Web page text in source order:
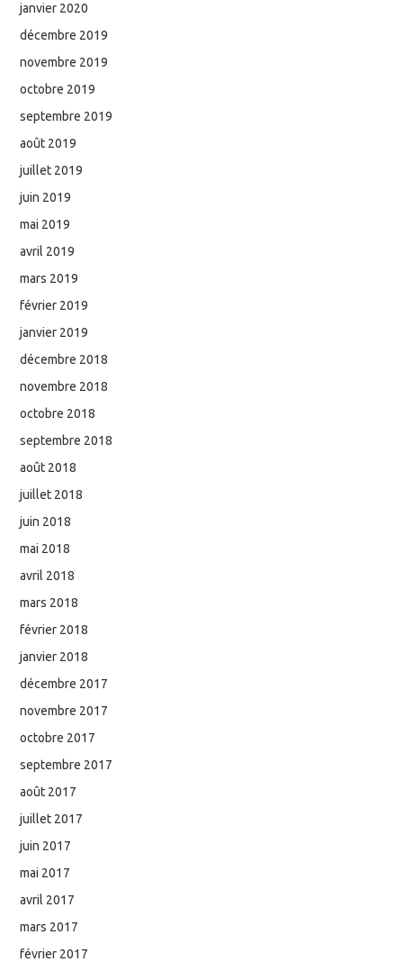
janvier 2020
décembre 2019
novembre 2019
octobre 2019
septembre 2019
août 2019
juillet 2019
juin 2019
mai 2019
avril 2019
mars 2019
février 2019
janvier 2019
décembre 2018
novembre 2018
octobre 2018
septembre 2018
août 2018
juillet 2018
juin 2018
mai 2018
avril 2018
mars 2018
février 2018
janvier 2018
décembre 2017
novembre 2017
octobre 2017
septembre 2017
août 2017
juillet 2017
juin 2017
mai 2017
avril 2017
mars 2017
février 2017